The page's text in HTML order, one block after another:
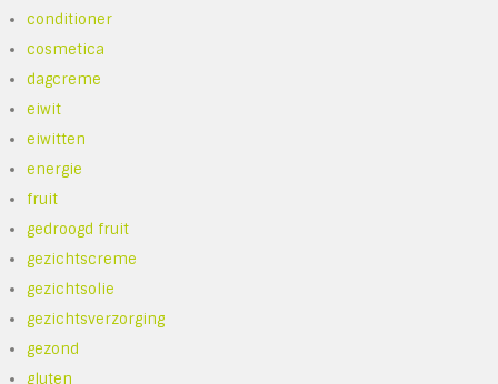
conditioner
cosmetica
dagcreme
eiwit
eiwitten
energie
fruit
gedroogd fruit
gezichtscreme
gezichtsolie
gezichtsverzorging
gezond
gluten